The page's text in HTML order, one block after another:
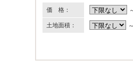
価 格：
土地面積：